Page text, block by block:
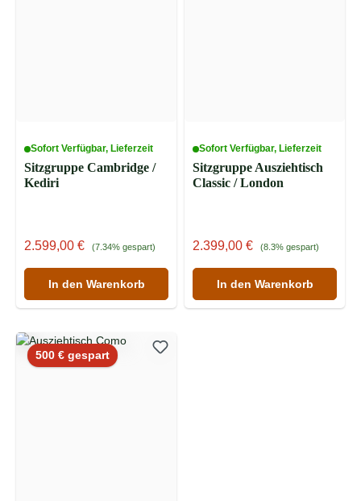
Sofort Verfügbar, Lieferzeit
Sitzgruppe Cambridge /
Kediri
Verkaufspreis:
2.599,00 € Regulärer Preis:
(7.34% gespart)
In den Warenkorb
Sofort Verfügbar, Lieferzeit
Sitzgruppe Ausziehtisch
Classic / London
Verkaufspreis:
2.399,00 € Regulärer Preis:
(8.3% gespart)
In den Warenkorb
500 € gespartRabatt